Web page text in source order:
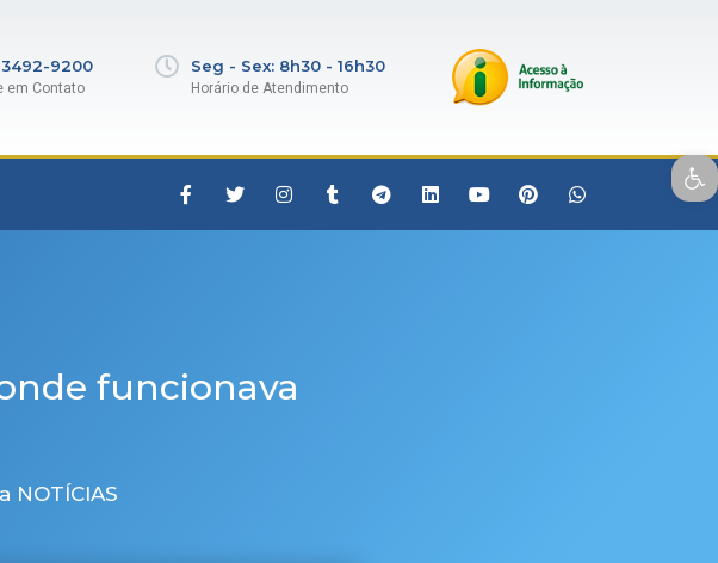
Open toolbar
3492-9200
em Contato
Seg - Sex: 8h30 - 16h30
Horário de Atendimento
funcionava
NOTÍCIAS